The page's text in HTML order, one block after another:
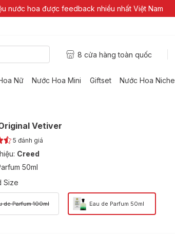
nước hoa được feedback nhiều nhất Việt Nam
8 cửa hàng toàn quốc
Nữ Nước Hoa Mini Giftset Nước Hoa Niche
Vetiver
5 đánh giá
Creed
50ml
Size
de Parfum 100ml Eau de Parfum 50ml